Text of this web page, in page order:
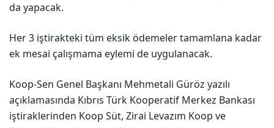
da yapacak.
Her 3 iştirakteki tüm eksik ödemeler tamamlana kadar
ek mesai çalışmama eylemi de uygulanacak.
Koop-Sen Genel Başkanı Mehmetali Güröz yazılı
açıklamasında Kıbrıs Türk Kooperatif Merkez Bankası
iştiraklerinden Koop Süt, Zirai Levazım Koop ve